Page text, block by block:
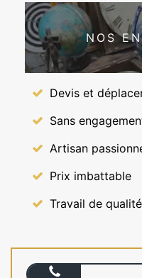
NOS
Devis et
Sans
Artisan
Prix imbattable
Travail de qualité